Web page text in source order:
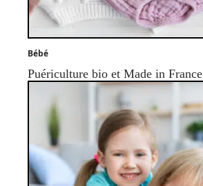
Bébé
Puériculture bio et Made in France